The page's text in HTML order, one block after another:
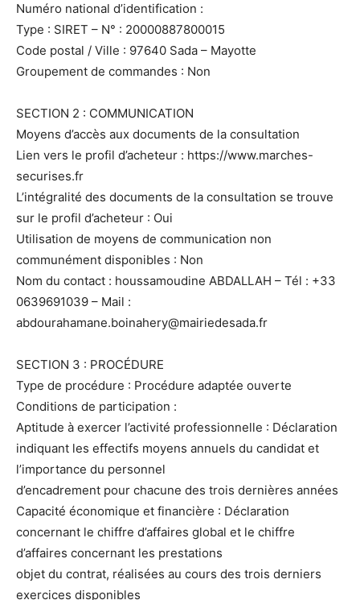
Numéro national d’identification :
Type : SIRET – N° : 20000887800015
Code postal / Ville : 97640 Sada – Mayotte
Groupement de commandes : Non
SECTION 2 : COMMUNICATION
Moyens d’accès aux documents de la consultation
Lien vers le profil d’acheteur : https://www.marches-
securises.fr
L’intégralité des documents de la consultation se trouve
sur le profil d’acheteur : Oui
Utilisation de moyens de communication non
communément disponibles : Non
Nom du contact : houssamoudine ABDALLAH – Tél : +33
0639691039 – Mail :
abdourahamane.boinahery@mairiedesada.fr
SECTION 3 : PROCÉDURE
Type de procédure : Procédure adaptée ouverte
Conditions de participation :
Aptitude à exercer l’activité professionnelle : Déclaration
indiquant les effectifs moyens annuels du candidat et
l’importance du personnel
d’encadrement pour chacune des trois dernières années
Capacité économique et financière : Déclaration
concernant le chiffre d’affaires global et le chiffre
d’affaires concernant les prestations
objet du contrat, réalisées au cours des trois derniers
exercices disponibles